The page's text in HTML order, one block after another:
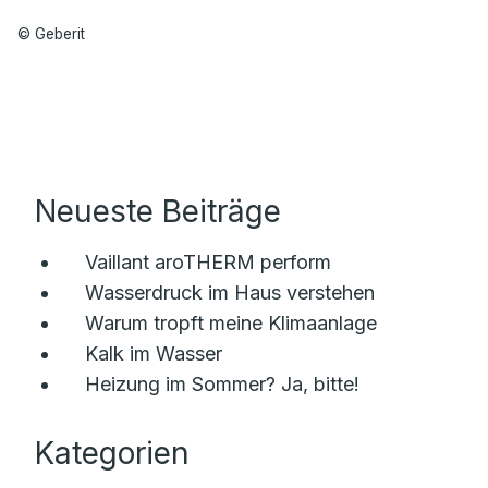
© Geberit
Neueste Beiträge
Vaillant aroTHERM perform
Wasserdruck im Haus verstehen
Warum tropft meine Klimaanlage
Kalk im Wasser
Heizung im Sommer? Ja, bitte!
Kategorien